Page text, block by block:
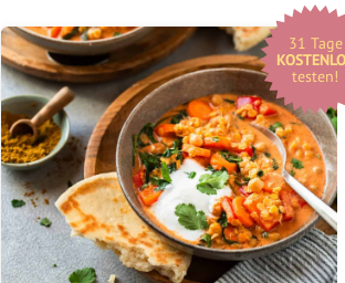
31 Tage
testen!